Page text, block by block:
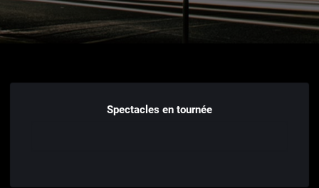
Spectacles en tournée